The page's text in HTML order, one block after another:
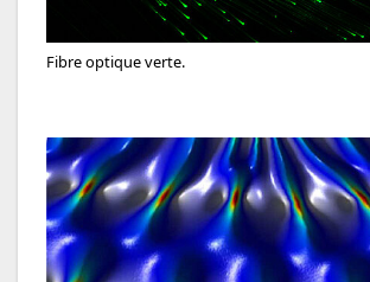
Fibre optique verte.